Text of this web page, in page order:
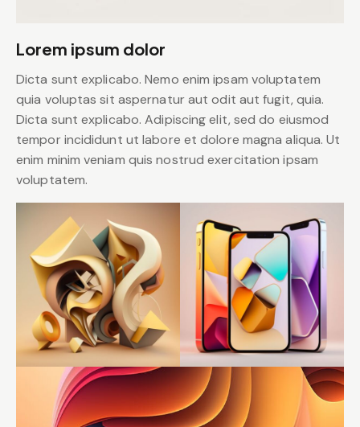
Lorem ipsum dolor
Dicta sunt explicabo. Nemo enim ipsam voluptatem
quia voluptas sit aspernatur aut odit aut fugit, quia.
Dicta sunt explicabo. Adipiscing elit, sed do eiusmod
tempor incididunt ut labore et dolore magna aliqua. Ut
enim minim veniam quis nostrud exercitation ipsam
voluptatem.